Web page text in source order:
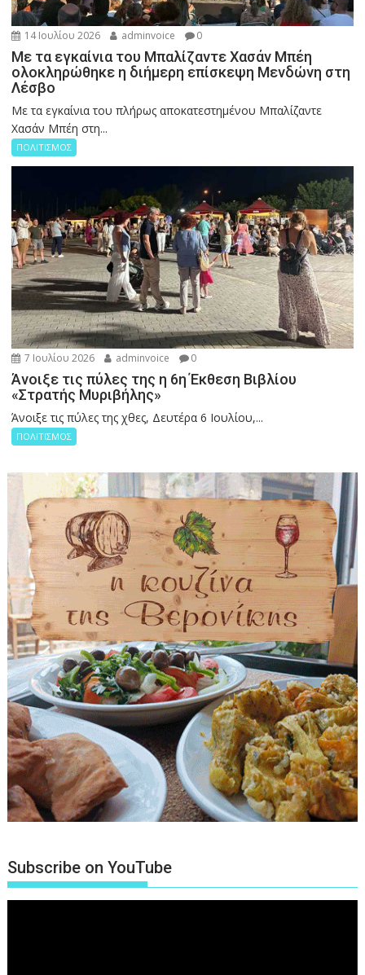
14 Ιουλίου 2026 adminvoice 0
Με τα εγκαίνια του Μπαλίζαντε Χασάν Μπέη
ολοκληρώθηκε η διήμερη επίσκεψη Μενδώνη στη
Λέσβο
Με τα εγκαίνια του πλήρως αποκατεστημένου Μπαλίζαντε
Χασάν Μπέη στη...
ΠΟΛΙΤΙΣΜΟΣ
7 Ιουλίου 2026 adminvoice 0
Άνοιξε τις πύλες της η 6η Έκθεση Βιβλίου
«Στρατής Μυριβήλης»
Άνοιξε τις πύλες της χθες, Δευτέρα 6 Ιουλίου,...
ΠΟΛΙΤΙΣΜΟΣ
Subscribe on YouTube